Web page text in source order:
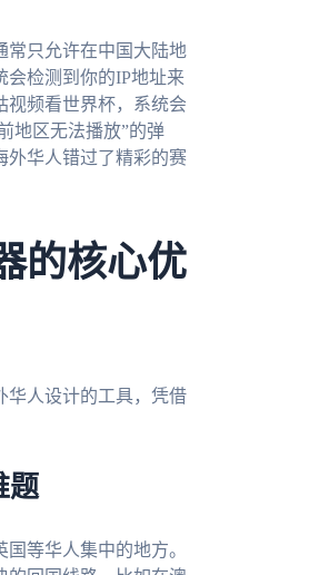
常只允许在中国大陆地
检测到你的IP地址来
视频看世界杯，系统会
地区无法播放”的弹
外华人错过了精彩的赛
的核心优
华人设计的工具，凭借
题
等华人集中的地方。